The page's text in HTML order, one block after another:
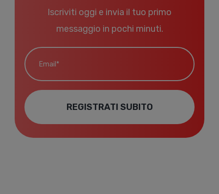
Iscriviti oggi e invia il tuo primo
messaggio in pochi minuti.
Email*
REGISTRATI SUBITO